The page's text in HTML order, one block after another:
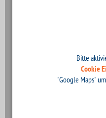
Bitte
Cookie
"Google Maps"